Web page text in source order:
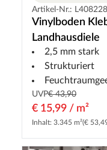
Artikel-Nr.:
Vinylboden
Landhausdiele
2,5 mm stark
Strukturiert
UVP€ 43,90
€ 15,99 / m²
Inhalt: 3.345 m²(€